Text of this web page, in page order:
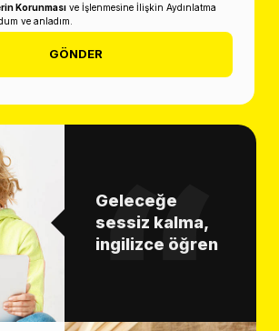
Korunması ve İşlenmesine İlişkin Aydınlatma
ve anladım.
GÖNDER
Geleceğe
sessiz kalma,
ingilizce öğren